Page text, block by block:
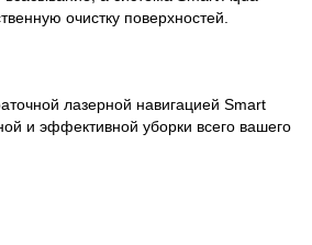
очистку поверхностей.
лазерной навигацией Smart
и эффективной уборки всего вашего